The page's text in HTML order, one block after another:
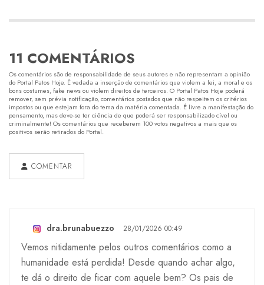
11 COMENTÁRIOS
Os comentários são de responsabilidade de seus autores e não representam a opinião
do Portal Patos Hoje. É vedada a inserção de comentários que violem a lei, a moral e os
bons costumes, fake news ou violem direitos de terceiros. O Portal Patos Hoje poderá
remover, sem prévia notificação, comentários postados que não respeitem os critérios
impostos ou que estejam fora do tema da matéria comentada. É livre a manifestação do
pensamento, mas deve-se ter ciência de que poderá ser responsabilizado cível ou
criminalmente! Os comentários que receberem 100 votos negativos a mais que os
positivos serão retirados do Portal.
COMENTAR
dra.brunabuezzo 28/01/2026 00:49
Vemos nitidamente pelos outros comentários como a
humanidade está perdida! Desde quando achar algo,
te dá o direito de ficar com aquele bem? Os pais de